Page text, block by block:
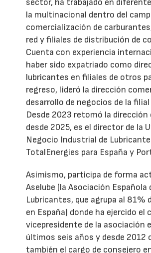
sector, ha trabajado en
la multinacional dentro del
comercialización de
red y filiales de distribución de
Cuenta con experiencia
haber sido expatriado como
lubricantes en filiales de otros
regreso, lideró la dirección
desarrollo de negocios de la
Desde 2023 retomó la dirección
desde 2025, es el director de la
Negocio Industrial de
TotalEnergies para España y
Asimismo, participa de forma
Aselube (la Asociación Española
Lubricantes, que agrupa al 81%
en España) donde ha ejercido el
vicepresidente de la asociación
últimos seis años y desde 2012
también el cargo de consejero